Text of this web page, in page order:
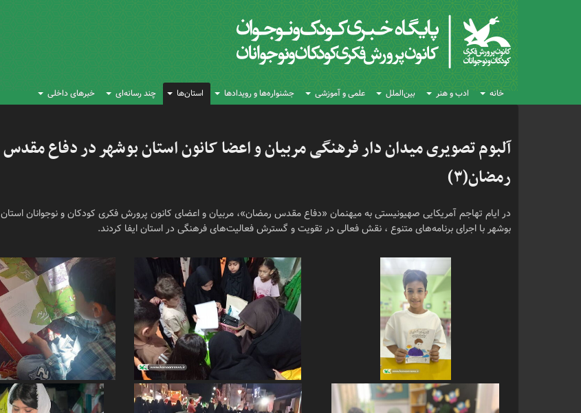
خانه ادب و هنر بین‌الملل علمی و آموزشی جشنواره‌ها و رویدادها استان‌ها چند رسانه‌ای خبرهای داخلی
آلبوم تصویری میدان دار فرهنگی مربیان و اعضا کانون استان بوشهر در دفاع مقدس
رمضان(۳)
در ایام تهاجم آمریکایی صهیونیستی به میهنمان «دفاع مقدس رمضان»، مربیان و اعضای کانون پرورش فکری کودکان و نوجوانان استان
بوشهر با اجرای برنامه‌های متنوع ، نقش فعالی در تقویت و گسترش فعالیت‌های فرهنگی در استان ایفا کردند.